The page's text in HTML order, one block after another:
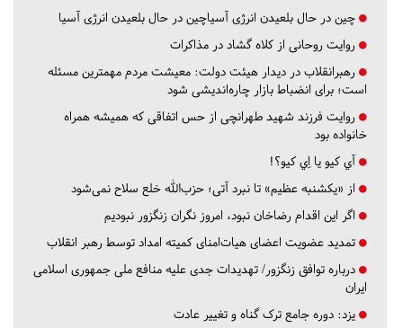
چین در حال بلعیدن انرژی آسیاچین در حال بلعیدن انرژی آسیا
روایت روحانی از کلاه گشاد در مذاکرات
رهبرانقلاب در دیدار هیئت دولت: معیشت مردم مهمترین مسئله
است؛ برای انضباط بازار چاره‌اندیشی شود
روایت فرزند شهید طهرانچی از حس اتفاقی که همیشه همراه
خانواده بود
آي كيو يا اِي كيو؟!
از «یکشنبه عظیم» تا نبرد آتی؛ حزب‌الله خلع سلاح نمی‌شود
اگر این اقدام رضاخان نبود، امروز نگران زنگزور نبودیم
تمدید عضویت اعضای هیات‌امنای کمیته امداد توسط رهبر انقلاب
درباره توافق زنگزور/ تهدیدات جدی علیه منافع ملی جمهوری اسلامی
ایران
یزد: دوره جامع ترک گناه و تغییر عادت